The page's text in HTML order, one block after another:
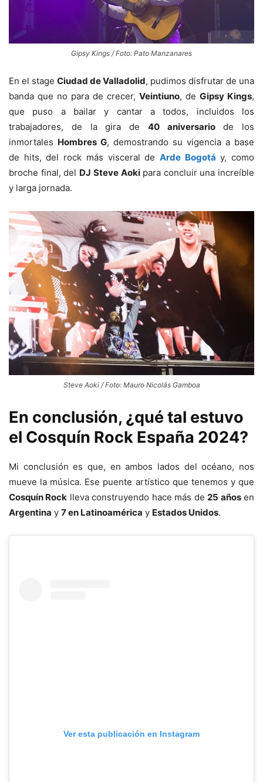
Gipsy Kings / Foto: Pato Manzanares
En el stage Ciudad de Valladolid, pudimos disfrutar de una
banda que no para de crecer, Veintiuno, de Gipsy Kings,
que puso a bailar y cantar a todos, incluidos los
trabajadores, de la gira de 40 aniversariode los
inmortales Hombres G, demostrando su vigencia a base
de hits, del rock más visceral de Arde Bogotá y, como
broche final, del DJ Steve Aokipara concluir una increíble
y larga jornada.
Steve Aoki / Foto: Mauro Nicolás Gamboa
En conclusión, ¿qué tal estuvo
el Cosquín Rock España 2024?
Mi conclusión es que, en ambos lados del océano, nos
mueve la música. Ese puente artístico que tenemos y que
Cosquín Rock lleva construyendo hace más de25 añosen
Argentina y 7 en Latinoamérica y Estados Unidos.
Ver esta publicación en Instagram